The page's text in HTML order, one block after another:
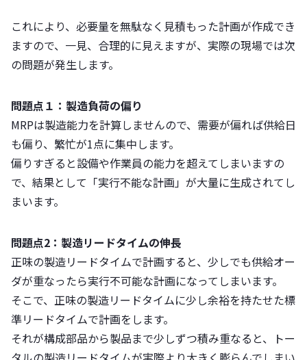
これにより、必要量を無駄なく見積もった計画が作成でき
ますので、一見、合理的に見えますが、実際の現場では次
の問題が発生します。
問題点１：製造負荷の偏り
MRPは製造能力を計算しませんので、需要が偏れば供給日
も偏り、繁忙が1点に集中します。
偏りすぎると設備や作業員の能力を超えてしまいますの
で、結果として「実行不能な計画」が大量に生成されてし
まいます。
問題点2：製造リードタイムの伸長
正味の製造リードタイムで計画すると、少しでも供給オー
ダが重なったら実行不可能な計画になってしまいます。
そこで、正味の製造リードタイムに少し余裕を持たせた標
準リードタイムで計画をします。
それが構成部品から製品まで少しずつ積み重なると、トー